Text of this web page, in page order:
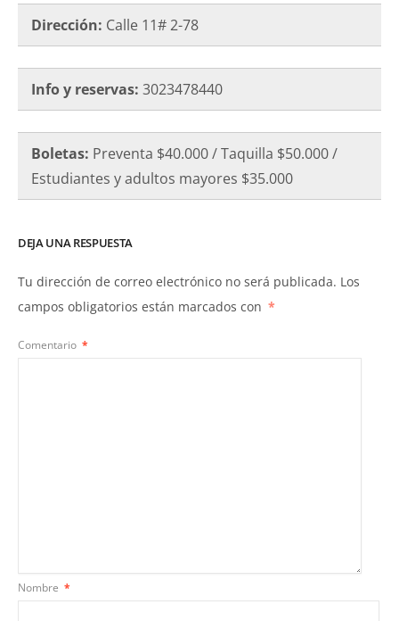
Dirección: Calle 11# 2-78
Info y reservas: 3023478440
Boletas: Preventa $40.000 / Taquilla $50.000 /
Estudiantes y adultos mayores $35.000
DEJA UNA RESPUESTA
Tu dirección de correo electrónico no será publicada. Los
campos obligatorios están marcados con *
Comentario *
Nombre *